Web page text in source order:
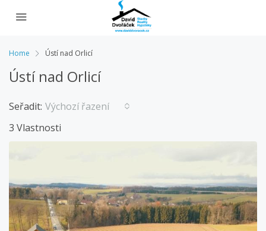
Home Ústí nad Orlicí
Ústí nad Orlicí
3 Vlastnosti
Seřadit: Výchozí řazení